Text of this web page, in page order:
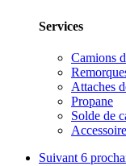
Services
Camions
Attaches
Propane
Solde de
Suivant 6